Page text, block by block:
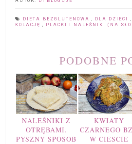
DIETA BEZGLUTENOWA DLA DZIECI
KOLACJĘ
PLACKI I NALEŚNIKI (NA
PODOBNE
NALEŚNIKI Z
OTRĘBAMI.
PYSZNY SPOSÓB
KWIATY
CZARNEGO
W CIEŚCIE